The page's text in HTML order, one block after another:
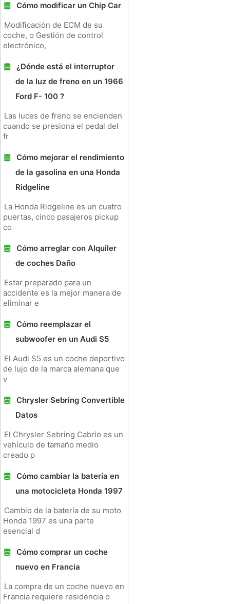
Cómo modificar un Chip Car
Modificación de ECM de su
coche, o Gestión de control
electrónico,
¿Dónde está el interruptor
de la luz de freno en un 1966
Ford F- 100 ?
Las luces de freno se encienden
cuando se presiona el pedal del
fr
Cómo mejorar el rendimiento
de la gasolina en una Honda
Ridgeline
La Honda Ridgeline es un cuatro
puertas, cinco pasajeros pickup
co
Cómo arreglar con Alquiler
de coches Daño
Estar preparado para un
accidente es la mejor manera de
eliminar e
Cómo reemplazar el
subwoofer en un Audi S5
El Audi S5 es un coche deportivo
de lujo de la marca alemana que
v
Chrysler Sebring Convertible
Datos
El Chrysler Sebring Cabrio es un
vehículo de tamaño medio
creado p
Cómo cambiar la batería en
una motocicleta Honda 1997
Cambio de la batería de su moto
Honda 1997 es una parte
esencial d
Cómo comprar un coche
nuevo en Francia
La compra de un coche nuevo en
Francia requiere residencia o